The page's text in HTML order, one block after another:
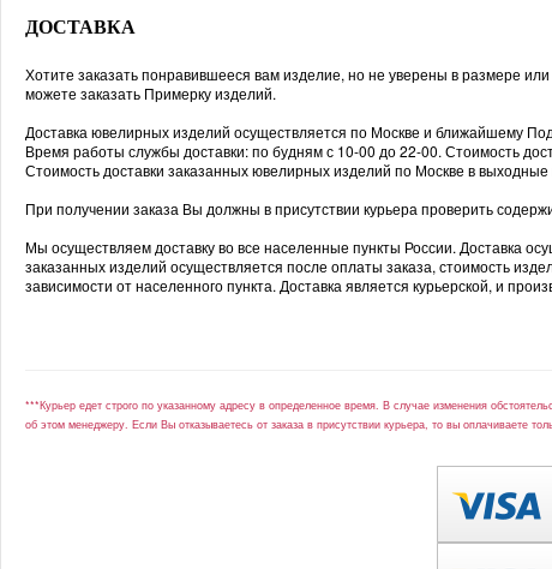
ДОСТАВКА
Хотите заказать понравившееся вам изделие, но не уверены в размере
можете заказать Примерку изделий.
Доставка ювелирных изделий осуществляется по Москве и ближайшему
Время работы службы доставки: по будням с 10-00 до 22-00. Стоимость
Стоимость доставки заказанных ювелирных изделий по Москве в
При получении заказа Вы должны в присутствии курьера проверить
Мы осуществляем доставку во все населенные пункты России. Доставка
заказанных изделий осуществляется после оплаты заказа, стоимость
зависимости от населенного пункта. Доставка является курьерской, и
***Курьер едет строго по указанному адресу в определенное время. В случае изменения
об этом менеджеру. Если Вы отказываетесь от заказа в присутствии курьера, то вы оплачиваете